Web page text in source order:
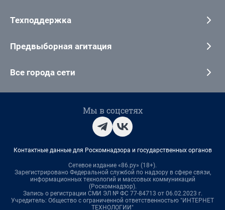
Техподдержка
Предвыборная агитация
Все города сети
Мы в соцсетях
Контактные данные для Роскомнадзора и государственных органов
Сетевое издание «86.ру» (18+).
Зарегистрировано Федеральной службой по надзору в сфере связи,
информационных технологий и массовых коммуникаций
(Роскомнадзор).
Запись о регистрации СМИ ЭЛ № ФС 77-84713 от 06.02.2023 г.
Учредитель: Общество с ограниченной ответственностью "ИНТЕРНЕТ
ТЕХНОЛОГИИ"